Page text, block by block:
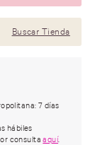
Buscar Tienda
7 días
hábiles
consultaaquí.